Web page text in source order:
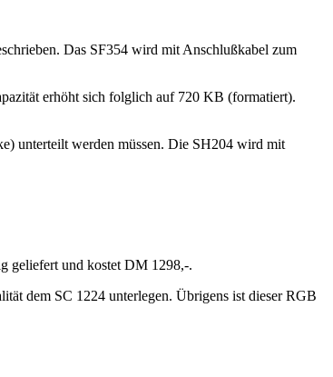
Das SF354 wird mit Anschlußkabel zum
erhöht sich folglich auf 720 KB (formatiert).
unterteilt werden müssen. Die SH204 wird mit
geliefert und kostet DM 1298,-.
dem SC 1224 unterlegen. Übrigens ist dieser RGB